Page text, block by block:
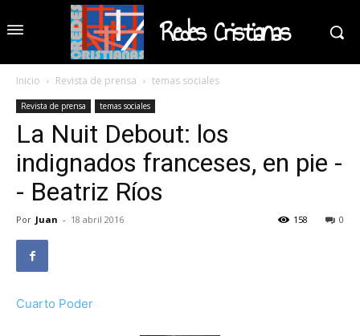
Redes Cristianas
Inicio Revista de prensa temas sociales
Revista de prensa temas sociales
La Nuit Debout: los
indignados franceses, en pie -
- Beatriz Ríos
Por Juan - 18 abril 2016 0
158
Cuarto Poder